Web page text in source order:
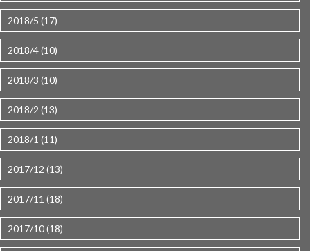
2018/5 (17)
2018/4 (10)
2018/3 (10)
2018/2 (13)
2018/1 (11)
2017/12 (13)
2017/11 (18)
2017/10 (18)